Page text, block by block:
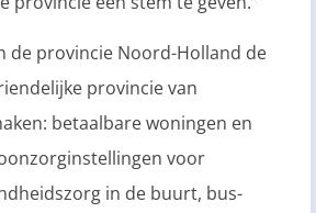
de provincie Noord-Holland de
provincie van
betaalbare woningen en
voor
in de buurt, bus-